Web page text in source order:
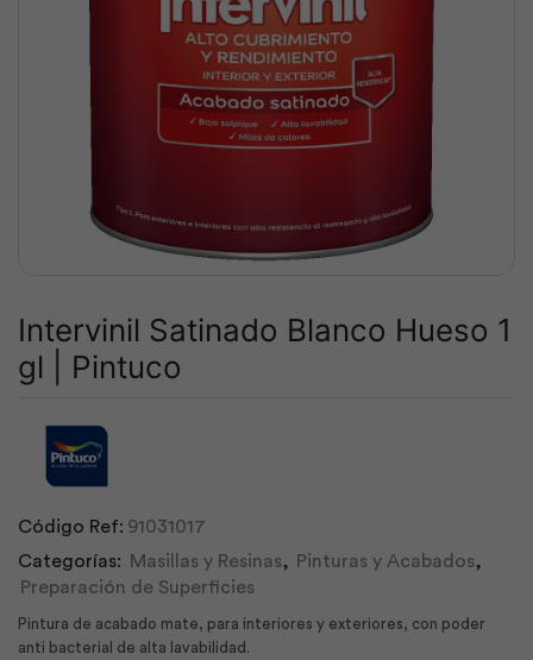
Intervinil Satinado Blanco Hueso 1
gl | Pintuco
Código Ref: 91031017
Categorías:
Masillas y Resinas, Pinturas y Acabados,
Preparación de Superficies
Pintura de acabado mate, para interiores y exteriores, con poder
anti bacterial de alta lavabilidad.